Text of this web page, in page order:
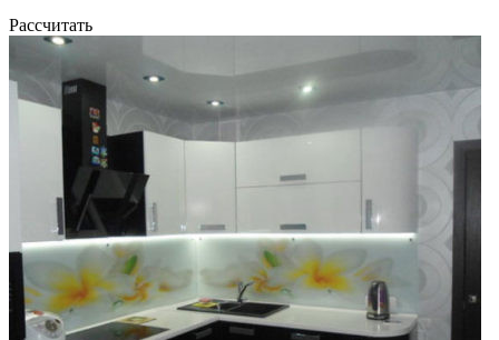
Рассчитать